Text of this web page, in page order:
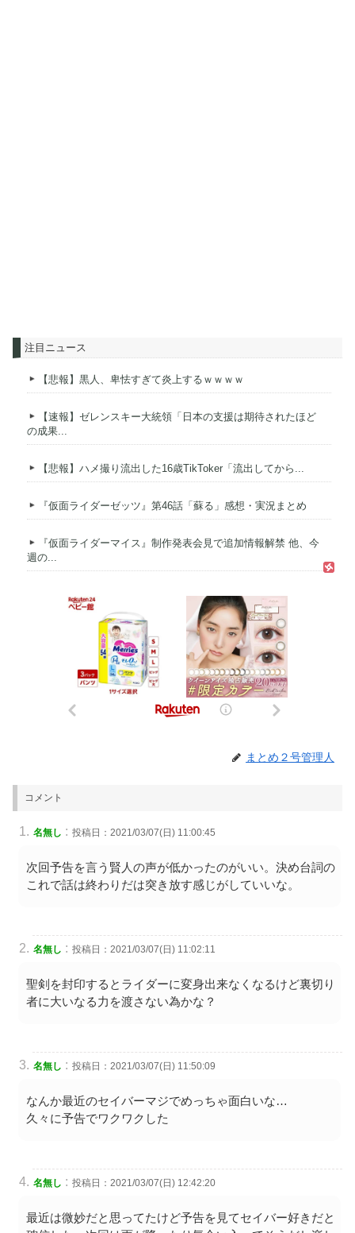
注目ニュース
【悲報】黒人、卑怯すぎて炎上するｗｗｗｗ
【速報】ゼレンスキー大統領「日本の支援は期待されたほど
の成果...
【悲報】ハメ撮り流出した16歳TikToker「流出してから...
『仮面ライダーゼッツ』第46話「蘇る」感想・実況まとめ
『仮面ライダーマイス』制作発表会見で追加情報解禁 他、今
週の...
まとめ２号管理人
コメント
名無し : 投稿日：2021/03/07(日) 11:00:45
次回予告を言う賢人の声が低かったのがいい。決め台詞の
これで話は終わりだは突き放す感じがしていいな。
名無し : 投稿日：2021/03/07(日) 11:02:11
聖剣を封印するとライダーに変身出来なくなるけど裏切り
者に大いなる力を渡さない為かな？
名無し : 投稿日：2021/03/07(日) 11:50:09
なんか最近のセイバーマジでめっちゃ面白いな…
久々に予告でワクワクした
名無し : 投稿日：2021/03/07(日) 12:42:20
最近は微妙だと思ってたけど予告を見てセイバー好きだと